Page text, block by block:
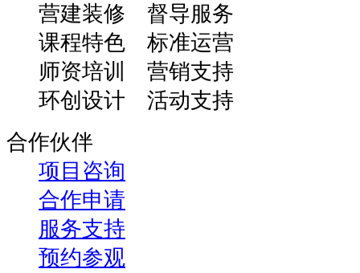
营建装修 督导服务
课程特色 标准运营
师资培训 营销支持
环创设计 活动支持
合作伙伴
项目咨询
合作申请
服务支持
预约参观